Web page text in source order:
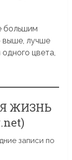
большим
выше, лучше
цвета,
ЖИЗНЬ
записи по